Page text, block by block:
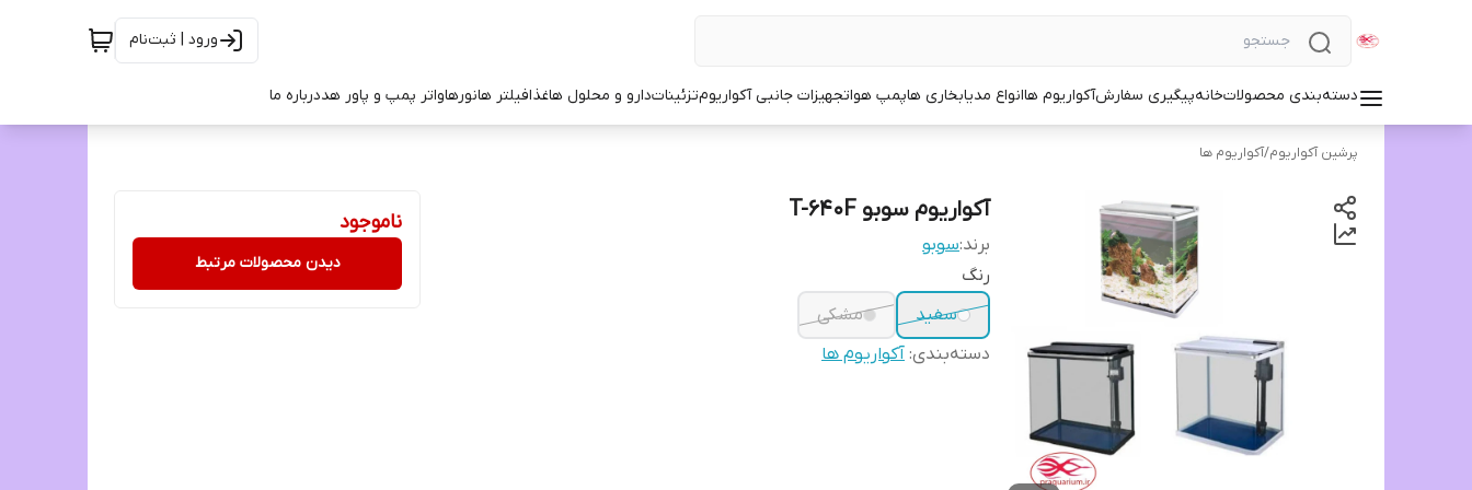
ورود | ثبت‌نام
دسته‌بندی محصولاتخانهپیگیری سفارشآکواریوم هاانواع مدیابخاری هاپمپ هواتجهیزات جانبی آکواریومتزئیناتدارو و محلول هاغذافیلتر هانورهاواتر پمپ و پاور هددرباره ما
پرشین آکواریوم/آکواریوم ها
آکواریوم سوبو T-640F
برند:سوبو
رنگ
سفید
مشکی
دسته‌بندی: آکواریوم ها
ناموجود
دیدن محصولات مرتبط